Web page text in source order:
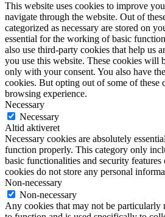
This website uses cookies to improve
navigate through the website. Out of
categorized as necessary are stored on
essential for the working of basic
also use third-party cookies that help us
you use this website. These cookies will
only with your consent. You also have
cookies. But opting out of some of these
browsing experience.
Necessary
Necessary
Altid aktiveret
Necessary cookies are absolutely
function properly. This category only
basic functionalities and security features
cookies do not store any personal
Non-necessary
Non-necessary
Any cookies that may not be particularly